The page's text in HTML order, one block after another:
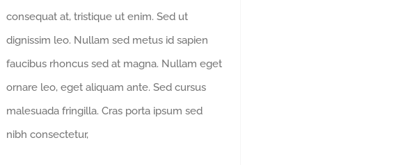
consequat at, tristique ut enim. Sed ut
dignissim leo. Nullam sed metus id sapien
faucibus rhoncus sed at magna. Nullam eget
ornare leo, eget aliquam ante. Sed cursus
malesuada fringilla. Cras porta ipsum sed
nibh consectetur,